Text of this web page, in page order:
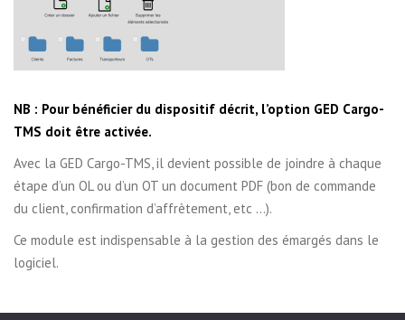
NB : Pour bénéficier du dispositif décrit, l’option GED Cargo-
TMS doit être activée.
Avec la GED Cargo-TMS, il devient possible de joindre à chaque
étape d’un OL ou d’un OT un document PDF (bon de commande
du client, confirmation d’affrètement, etc …).
Ce module est indispensable à la gestion des émargés dans le
logiciel.